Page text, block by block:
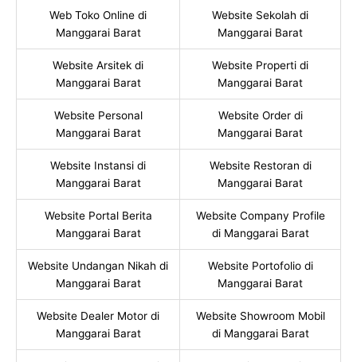
Web Toko Online di
Manggarai Barat
Website Sekolah di
Manggarai Barat
Website Arsitek di
Manggarai Barat
Website Properti di
Manggarai Barat
Website Personal
Manggarai Barat
Website Order di
Manggarai Barat
Website Instansi di
Manggarai Barat
Website Restoran di
Manggarai Barat
Website Portal Berita
Manggarai Barat
Website Company Profile
di Manggarai Barat
Website Undangan Nikah di
Manggarai Barat
Website Portofolio di
Manggarai Barat
Website Dealer Motor di
Manggarai Barat
Website Showroom Mobil
di Manggarai Barat